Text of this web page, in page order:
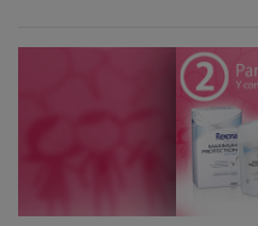
ayuda a luchar contra
microcápsulas se
su fragancia y frescura,
de actividad física,
dimethicone,
cuidan la piel aportando